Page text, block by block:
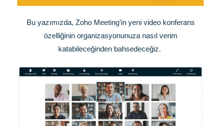
Bu yazımızda, Zoho Meeting’in yeni video konferans
özelliğinin organizasyonunuza nasıl verim
katabileceğinden bahsedeceğiz.